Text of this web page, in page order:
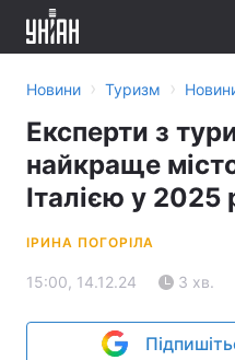
Новини › Туризм ›
Експерти з
найкраще
Італією у 2025
ІРИНА ПОГОРІЛА
15:00, 14.12.24 3 хв.